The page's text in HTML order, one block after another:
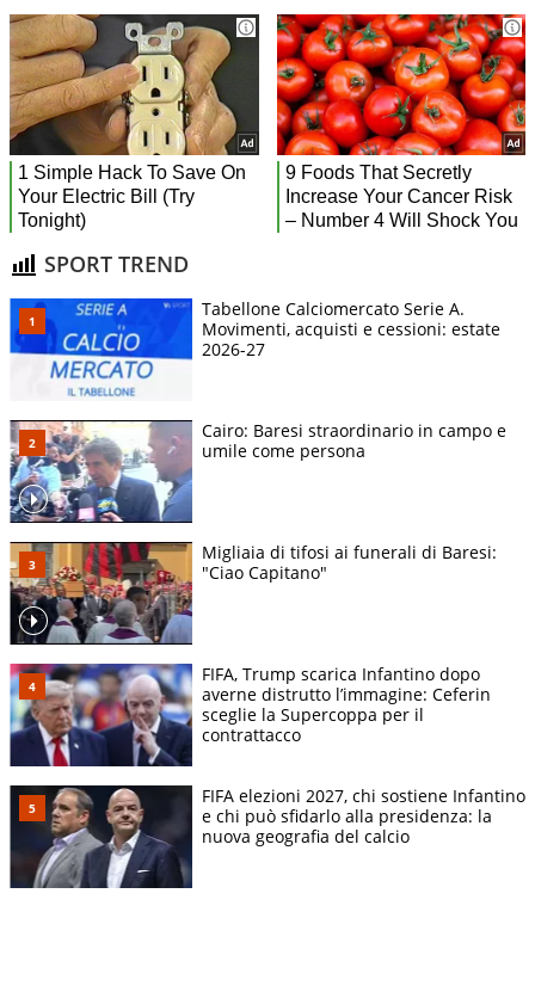
SPORT TREND
Tabellone Calciomercato Serie A.
Movimenti, acquisti e cessioni: estate
2026-27
Cairo: Baresi straordinario in campo e
umile come persona
Migliaia di tifosi ai funerali di Baresi:
"Ciao Capitano"
FIFA, Trump scarica Infantino dopo
averne distrutto l’immagine: Ceferin
sceglie la Supercoppa per il
contrattacco
FIFA elezioni 2027, chi sostiene Infantino
e chi può sfidarlo alla presidenza: la
nuova geografia del calcio